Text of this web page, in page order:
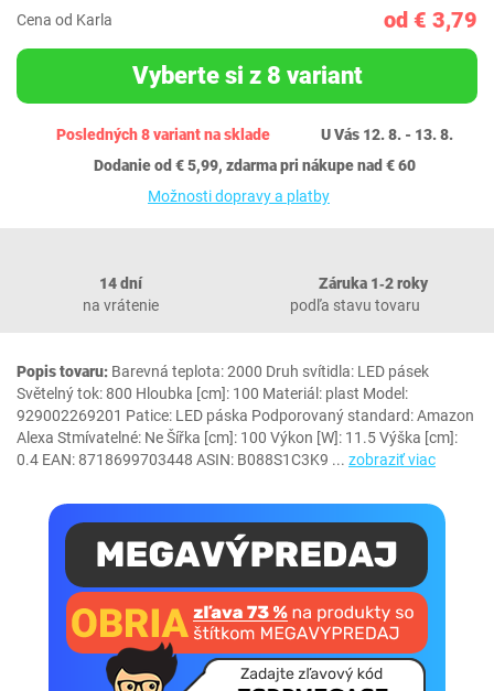
Cena od Karla od € 3,79
Vyberte si z 8 variant
Posledných 8 variant na sklade
U Vás 12. 8. - 13. 8.
Dodanie od € 5,99, zdarma pri nákupe nad € 60
Možnosti dopravy a platby
14 dní
na vrátenie
Záruka 1‐2 roky
podľa stavu tovaru
Popis tovaru: Barevná teplota: 2000 Druh svítidla: LED pásek
Světelný tok: 800 Hloubka [cm]: 100 Materiál: plast Model:
929002269201 Patice: LED páska Podporovaný standard: Amazon
Alexa Stmívatelné: Ne Šířka [cm]: 100 Výkon [W]: 11.5 Výška [cm]:
0.4 EAN: 8718699703448 ASIN: B088S1C3K9 ... zobraziť viac